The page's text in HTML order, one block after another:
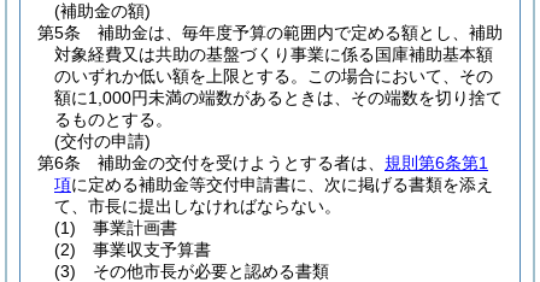
(補助金の額)
第5条
補助金は、毎年度予算の範囲内で定める額とし、補助
対象経費又は共助の基盤づくり事業に係る国庫補助基本額
のいずれか低い額を上限とする。
この場合において、その
額に1,000円未満の端数があるときは、その端数を切り捨て
るものとする。
(交付の申請)
第6条
補助金の交付を受けようとする者は、 規則第6条第1
項に定める補助金等交付申請書に、次に掲げる書類を添え
て、市長に提出しなければならない。
(1)
事業計画書
(2)
事業収支予算書
(3)
その他市長が必要と認める書類